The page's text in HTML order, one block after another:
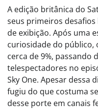
A edição britânica do
seus primeiros
de exibição. Após uma
curiosidade do público,
cerca de 9%, passando
telespectadores no
Sky One. Apesar dessa
fugiu do que costuma
desse porte em canais